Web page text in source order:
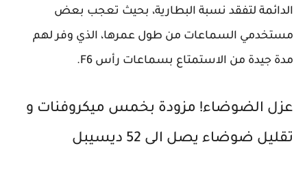
الدائمة لتفقد نسبة البطارية، بحيث تعجب بعض
مستخدمي السماعات من طول عمرها، الذي وفر لهم
مدة جيدة من الاستمتاع بسماعات رأس F6.
عزل الضوضاء! مزودة بخمس ميكروفنات و
تقليل ضوضاء يصل الى 52 ديسيبل